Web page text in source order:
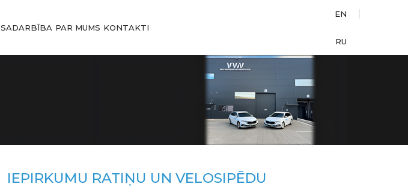
SADARBĪBA PAR MUMS KONTAKTI
EN
RU
IEPIRKUMU RATIŅU UN VELOSIPĒDU